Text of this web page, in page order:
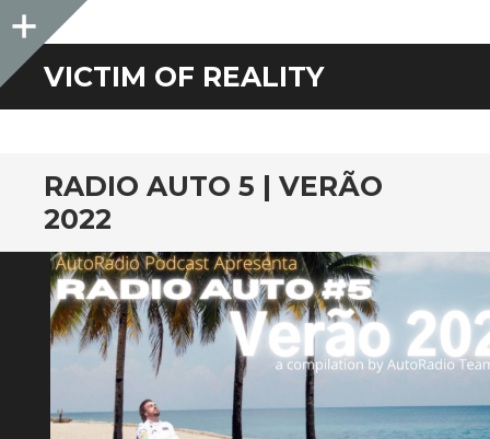
Sidebar
VICTIM OF REALITY
RADIO AUTO 5 | VERÃO
2022